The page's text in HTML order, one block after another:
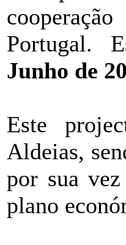
Portugal.
Junho de
Este
Aldeias,
por sua
plano